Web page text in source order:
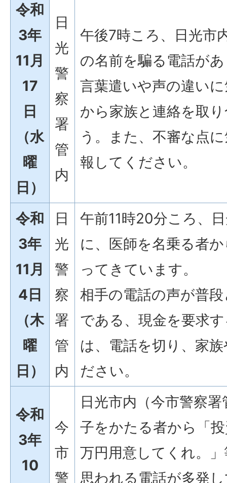
令和
3年
11月
17
日
（水
曜
日）
日
光
警
察
署
管
内
午後7時ころ、日光市
の名前を騙る電話が
言葉遣いや声の違い
から家族と連絡を取
う。また、不審な点
報してください。
令和
3年
11月
4日
（木
曜
日）
日
光
警
察
署
管
内
午前11時20分ころ、
に、医師を名乗る者
ってきています。
相手の電話の声が普
である、現金を要求
は、電話を切り、家
ださい。
令和
3年
10
今
市
警
日光市内（今市警察
子をかたる者から「
万円用意してくれ。
思われる電話が多発